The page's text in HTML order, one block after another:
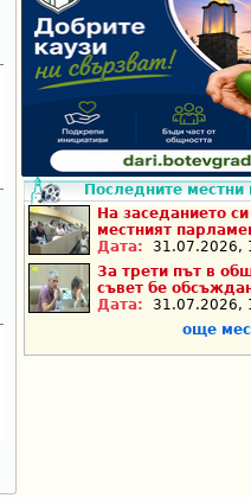
Последните местни
На заседанието
местният
Дата:
31.07.2026,
За трети път в
съвет бе
Дата:
31.07.2026,
още